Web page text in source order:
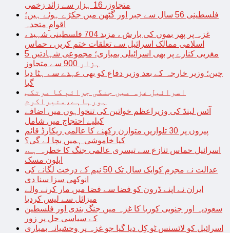
متجاوز، 16 ہزار سے زائد زخمی
فلسطینی 56 سال سے جبر اور گٹھن میں جکڑے ہوئے ہیں؛
اقوامِ متحدہ
غزہ پر پھر بموں کی بارش ، مزید 704 فلسطینی شہید ،
اسلامی ممالک اسرائیل سے تعلقات ختم کریں ، حماس
مغربی کنارے پر بھی اسرائیلی بمباری؛ مجموعی شہادتیں 5
ہزار 900 سے متجاوز
چین؛ وزیر خارجہ کے بعد وزیر دفاع کو بھی عہدے سے ہٹا دیا
گیا
اسرائیل غزہ میں جنگی جرائم کا مرتکب
ہورہاہے،منیراکرم
آئس لینڈ کی وزیراعظم خواتین کی تنخواہوں میں اضافے
کیلیے احتجاج میں شامل
پیروں پر 30 تلواریں متوازن رکھنے کا عالمی ریکارڈ قائم
کیا خاموشی ہمیں بچا لے گی؟
اسرائیل حماس تنازع سے تیسری عالمی جنگ کا خطرہ ہے،
ایلون مسک
عدالت نے مجرم کوایک سال تک 50 نیم کے درخت لگانے کی
انوکھی سزا سنا دی
ایران نے اپنے ڈرون کو فضا سے فضا میں مار کرنے والے
میزائل سے لیس کردیا
سعودیہ اور جنوبی کوریا کا غزہ میں جنگ بندی اور فلسطین
کے سیاسی حل پر زور
اسرائیل کو لائسنس ٹو کِل دیا گیا جو غزہ پر وحشیانہ بمباری